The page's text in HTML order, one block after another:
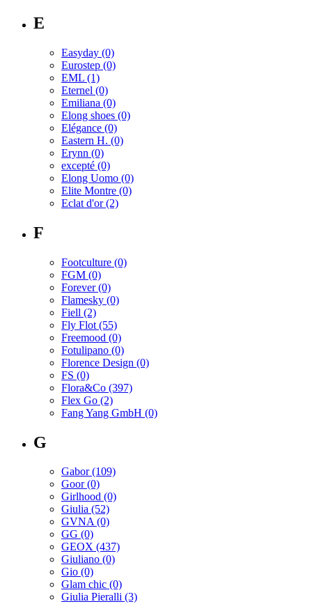
E
Easyday (0)
Eurostep (0)
EML (1)
Eternel (0)
Emiliana (0)
Elong shoes (0)
Elégance (0)
Eastern H. (0)
Erynn (0)
excepté (0)
Elong Uomo (0)
Elite Montre (0)
Eclat d'or(2)
F
Footculture (0)
FGM (0)
Forever(0)
Flamesky (0)
Fiell (2)
Fly Flot (55)
Freemood (0)
Fotulipano (0)
Florence Design (0)
FS (0)
Flora&Co (397)
Flex Go (2)
Fang Yang GmbH (0)
G
Gabor(109)
Goor(0)
Girlhood (0)
Giulia (52)
GVNA(0)
GG (0)
GEOX (437)
Giuliano (0)
Gio (0)
Glam chic (0)
Giulia Pieralli (3)